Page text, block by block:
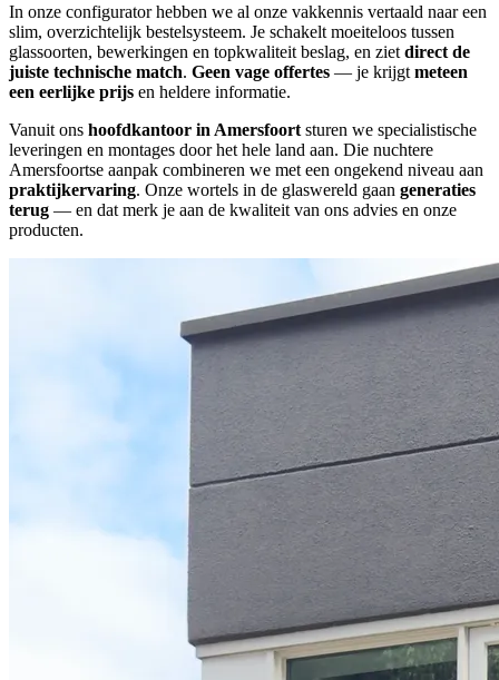
In onze configurator hebben we al onze vakkennis vertaald naar een
slim, overzichtelijk bestelsysteem. Je schakelt moeiteloos tussen
glassoorten, bewerkingen en topkwaliteit beslag, en ziet direct de
juiste technische match. Geen vage offertes — je krijgt meteen
een eerlijke prijs en heldere informatie.
Vanuit ons hoofdkantoor in Amersfoort sturen we specialistische
leveringen en montages door het hele land aan. Die nuchtere
Amersfoortse aanpak combineren we met een ongekend niveau aan
praktijkervaring. Onze wortels in de glaswereld gaan generaties
terug — en dat merk je aan de kwaliteit van ons advies en onze
producten.